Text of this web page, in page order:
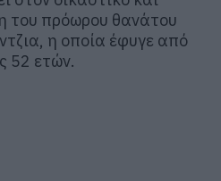
του πρόωρου θανάτου
η οποία έφυγε από
52 ετών.